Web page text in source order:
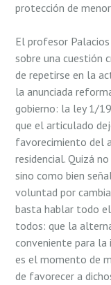
protección de
El profesor
sobre una cuestión
de repetirse en la
la anunciada
gobierno: la ley 1/
que el articulado
favorecimiento del
residencial. Quizá
sino como bien
voluntad por
basta hablar todo
todos: que la
conveniente para la
es el momento de
de favorecer a